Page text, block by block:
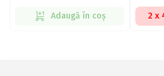
Adaugă în coș 2 x